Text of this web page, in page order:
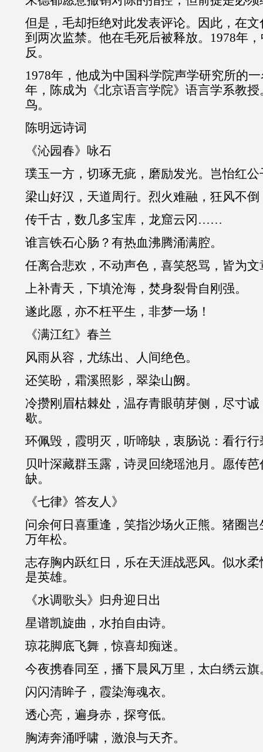
但是，毛却拒绝对此发表评论。因此，在
到两次监禁。他在毛死后被释放。1978年
反。
1978年，他成为中国科学院声学研究所的
年，陈成为《北京语言学院》语言学系教
鸟。
陈明远诗词
《沁园春》咏石
璞玉一方，切琢无疵，磨励发光。岂怡红
梁山好汉，天道周行。烈火难融，狂风不
传千古，数几多宝库，龙窟云冈……
谁言铁石心肠？有热血沸腾涌满腔。
任离合悲欢，不动声色，喜笑怒骂，皆为文
上补青天，下填沧海，焚身裂骨自刚强。
遂此愿，亦不枉平生，非梦一场！
《满江红》春兰
风雨从容，尤练出、人间绝色。
还笑盼，霜溪照影，翠染山阙。
冷攒刚眉枯棘处，温存青眼萌芽侧，尽寸
歇。
环佩毁，霞明灭，听啼鴃，衷肠说：看行
贝叶深藏群玉露，诗灵回绕瑶池月。愿传
缺。
《七律》答友人》
问余何日喜重逢，笑指沙场火正熊。猪圈
万年松。
志存胸内跃红日，乐在天涯战恶风。似水
是英雄。
《水调歌头》归舟迎日出
星谱凯旋曲，水拍自由诗。
琼花脚底飞舞，惊喜却痴迷。
今夜携春同至，播下晨风万里，太白绣云旗
闪闪清眸子，霞染海魂衣。
透心亮，遍身赤，探穹低。
胸涛奔涌呼啸，激浪与天齐。